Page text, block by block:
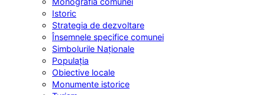
Istoric
Strategia de dezvoltare
Însemnele specifice comunei
Simbolurile Naționale
Populația
Obiective locale
Monumente istorice